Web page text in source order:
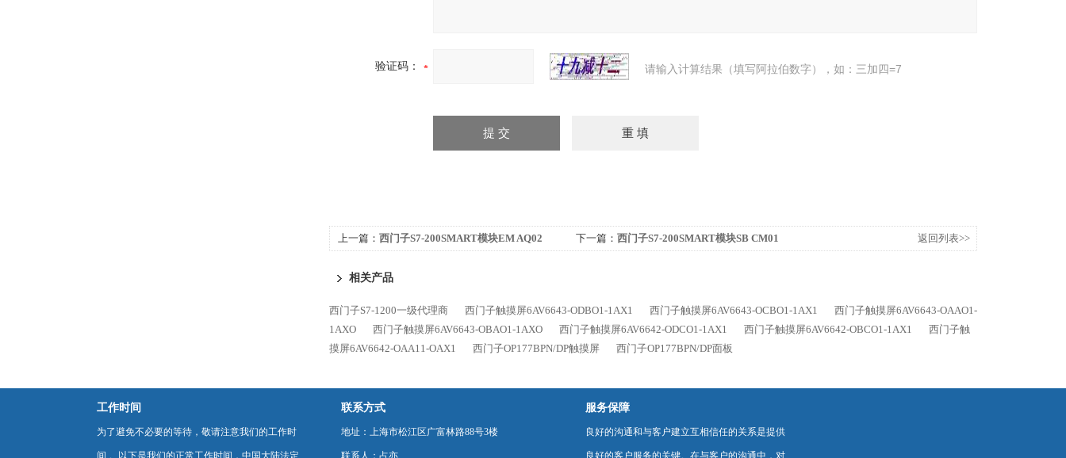
验证码： 请输入计算结果（填写阿拉伯数字），如：三加四=7
上一篇： 西门子S7-200SMART模块EM AQ02 下一篇： 西门子S7-200SMART模块SB CM01 返回列表>>
相关产品
西门子S7-1200一级代理商 西门子触摸屏6AV6643-ODBO1-1AX1 西门子触摸屏6AV6643-OCBO1-1AX1
西门子触摸屏6AV6643-OAAO1-
1AXO
西门子触摸屏6AV6643-OBAO1-1AXO 西门子触摸屏6AV6642-ODCO1-1AX1 西门子触摸屏6AV6642-OBCO1-1AX1
西门子触
摸屏6AV6642-OAA11-OAX1
西门子OP177BPN/DP触摸屏 西门子OP177BPN/DP面板
工作时间
为了避免不必要的等待，敬请注意我们的工作时
间 。以下是我们的正常工作时间，中国大陆法定
联系方式
地址：上海市松江区广富林路88号3楼
联系人：占亦
服务保障
良好的沟通和与客户建立互相信任的关系是提供
良好的客户服务的关键。在与客户的沟通中，对